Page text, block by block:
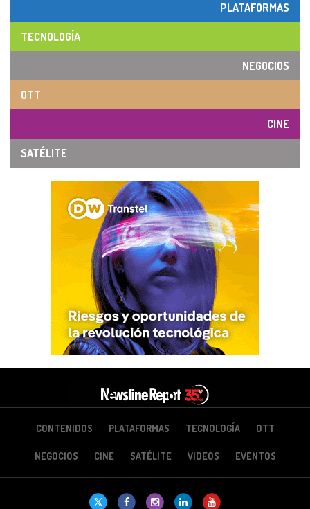
PLATAFORMAS
TECNOLOGÍA
NEGOCIOS
OTT
CINE
SATÉLITE
CONTENIDOS PLATAFORMAS TECNOLOGÍA OTT
NEGOCIOS CINE SATÉLITE VIDEOS EVENTOS